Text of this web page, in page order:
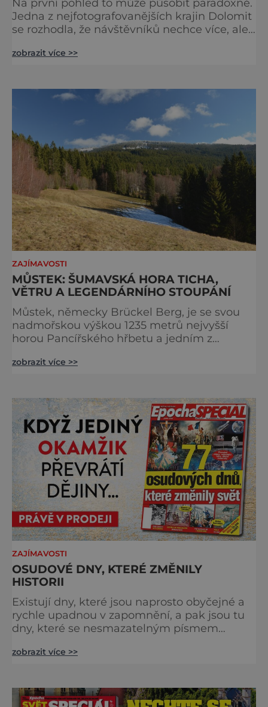
Na první pohled to může působit paradoxně.
Jedna z nejfotografovanějších krajin Dolomit
se rozhodla, že návštěvníků nechce více, ale
louka v Evropě, zavádí od léta 2026 nová
přijíždějí. Nejde o boj proti turistům. Jde o
ochranu krajiny, která už nechce být obětí
vlastního úspě
zobrazit více >>
ZAJÍMAVOSTI
MŮSTEK: ŠUMAVSKÁ HORA TICHA,
VĚTRU A LEGENDÁRNÍHO STOUPÁNÍ
Můstek, německy Brückel Berg, je se svou
nadmořskou výškou 1235 metrů nejvyšší
horou Pancířského hřbetu a jedním z
Šumavy. Přestože nestojí v centru hlavních
Můstek si dodnes uchovává syrový horský
charakter, klid a zvláštní atmosféru
šumavských hřebenů, kde se střídá hustý les
zobrazit více >>
ZAJÍMAVOSTI
OSUDOVÉ DNY, KTERÉ ZMĚNILY
HISTORII
Existují dny, které jsou naprosto obyčejné a
rychle upadnou v zapomnění, a pak jsou tu
dny, které se nesmazatelným písmem
dojde k významnému objevu nebo děsivé
krážem. Je 10. dubna roku 49 př. n. l. a na
zobrazit více >>